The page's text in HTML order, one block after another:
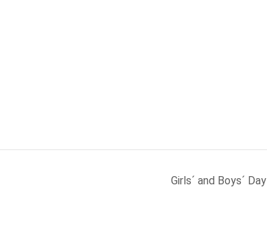
Girls´ and Boys´ Day